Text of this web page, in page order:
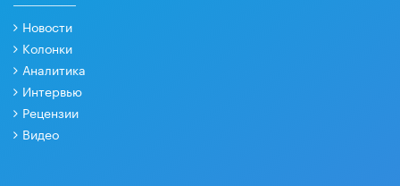
Новости
Колонки
Аналитика
Интервью
Рецензии
Видео